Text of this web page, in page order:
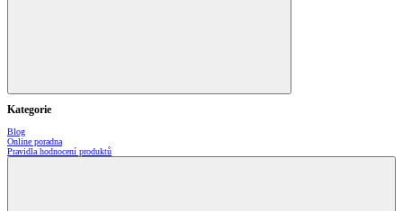
Kategorie
Blog
Online poradna
Pravidla hodnocení produktů